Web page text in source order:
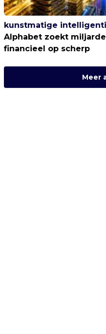
kunstmatige
Alphabet zoekt
financieel op scherp
Meer